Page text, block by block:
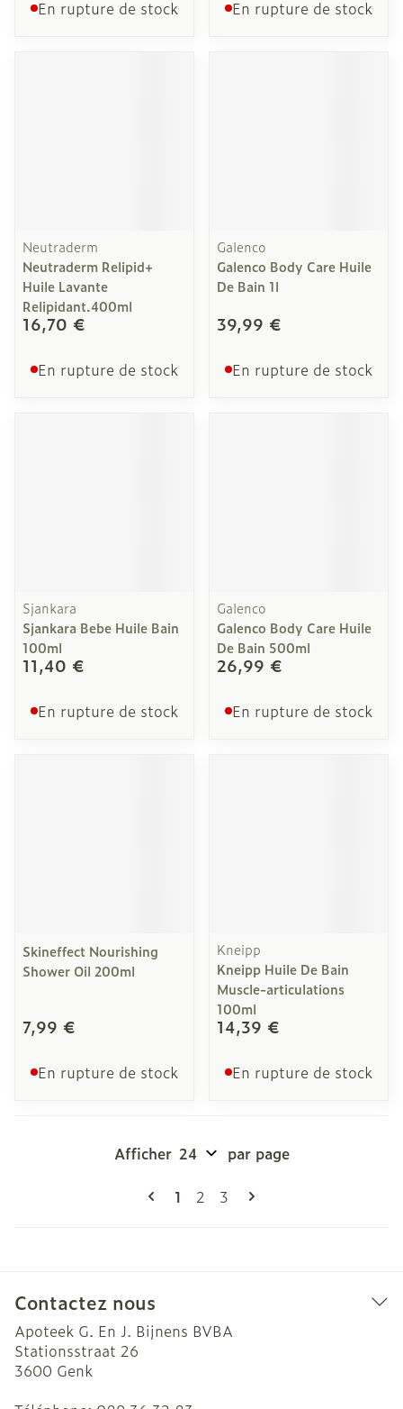
En rupture de stock En rupture de stock
Neutraderm
Neutraderm Relipid+
Huile Lavante
Relipidant.400ml
16,70 €
En rupture de stock
Galenco
Galenco Body Care Huile
De Bain 1l
39,99 €
En rupture de stock
Sjankara
Sjankara Bebe Huile Bain
100ml
11,40 €
En rupture de stock
Galenco
Galenco Body Care Huile
De Bain 500ml
26,99 €
En rupture de stock
Skineffect Nourishing
Shower Oil 200ml
7,99 €
En rupture de stock
Kneipp
Kneipp Huile De Bain
Muscle-articulations
100ml
14,39 €
En rupture de stock
Pages
Vous lisez actuellement la page
1 Page
2 Page
3
Afficher par page
Contactez nous
Apoteek G. En J. Bijnens BVBA
Stationsstraat 26
3600 Genk